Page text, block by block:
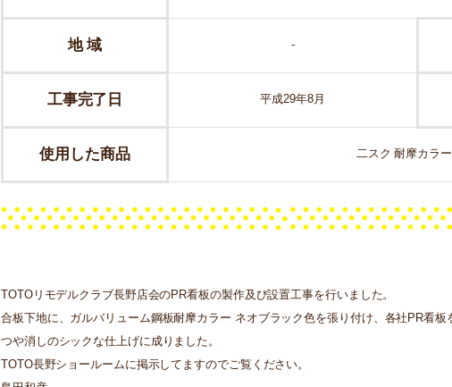
地 域 -
工事完了日 平成29年8月
使用した商品 二スク 耐摩カラ
TOTOリモデルクラブ長野店会のPR看板の製作及び設置工事を行いました。
合板下地に、ガルバリューム鋼板耐摩カラー ネオブラック色を張り付け、各社PR看板
つや消しのシックな仕上げに成りました。
TOTO長野ショールームに掲示してますのでご覧ください。